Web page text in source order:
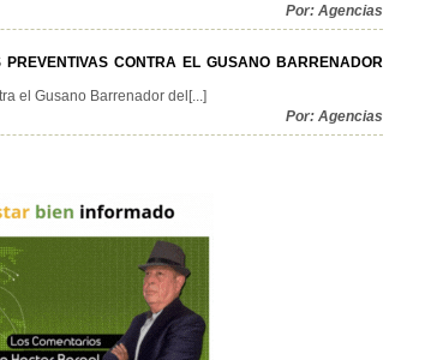
Por: Agencias
CONTRA EL GUSANO BARRENADOR
el Gusano Barrenador del[...]
Por: Agencias